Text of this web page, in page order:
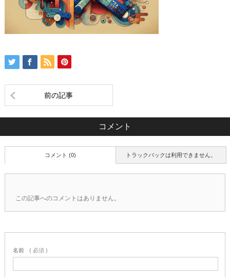
前の記事
コメント
トラックバックは利用できません。
コメント (0)
この記事へのコメントはありません。
名前 ( 必須 )